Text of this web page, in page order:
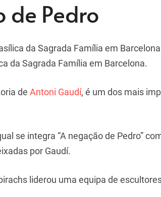
de Pedro
da Sagrada Família em
da Sagrada Família em Barcelona.
de Antoni Gaudí, é um dos mais
se integra “A negação de Pedro”
por Gaudí.
liderou uma equipa de